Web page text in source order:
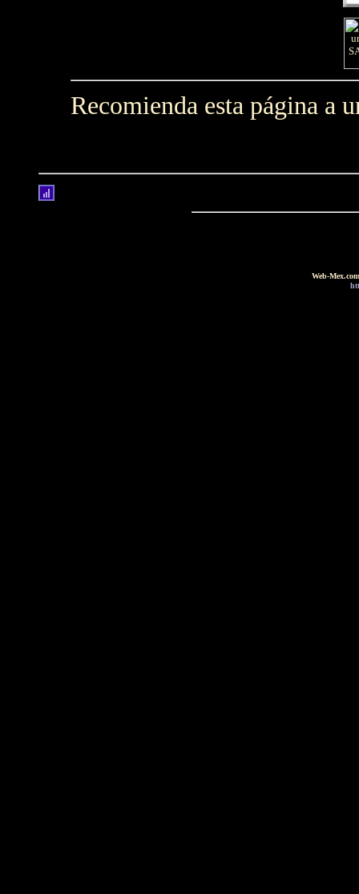
Recomienda esta página a
Web-